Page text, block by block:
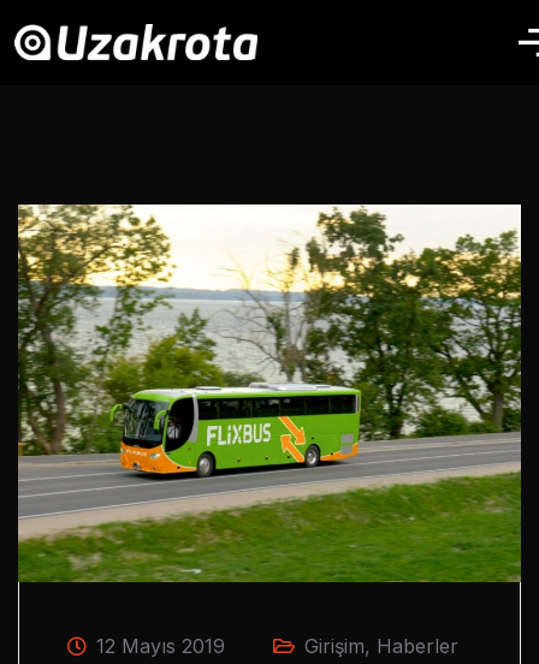
12 Mayıs 2019 Girişim, Haberler